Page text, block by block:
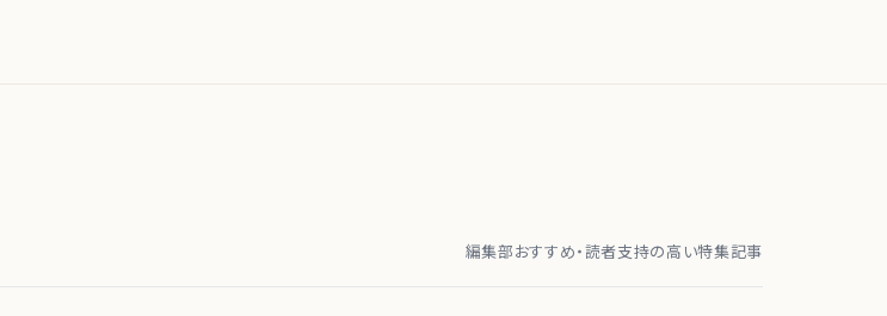
編集部おすすめ・読者支持の高い特集記事